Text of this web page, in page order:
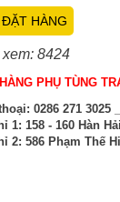
ĐẶT HÀNG
8424
PHỤ TÙNG
0286 271 3025
1: 158 - 160 Hàn
2: 586 Phạm Thế